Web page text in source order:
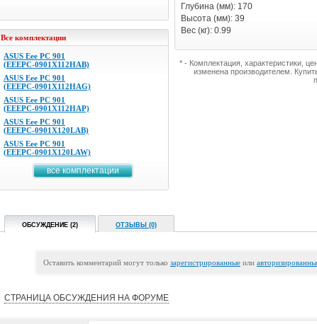
Все комплектации
ASUS Eee PC 901
(EEEPC-0901X112HAB)
ASUS Eee PC 901
(EEEPC-0901X112HAG)
ASUS Eee PC 901
(EEEPC-0901X112HAP)
ASUS Eee PC 901
(EEEPC-0901X120LAB)
ASUS Eee PC 901
(EEEPC-0901X120LAW)
все комплектации
Глубина (мм): 170
Высота (мм): 39
Вес (кг): 0.99
* - Комплектация, характеристики,
изменена производителем.
ОБСУЖДЕНИЕ (2) ОТЗЫВЫ (0)
Оставить комментарий могут только зарегистрированные или
СТРАНИЦА ОБСУЖДЕНИЯ НА ФОРУМЕ